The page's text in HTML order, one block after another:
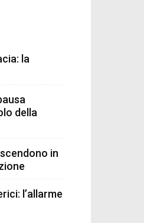
la
della
in
l’allarme